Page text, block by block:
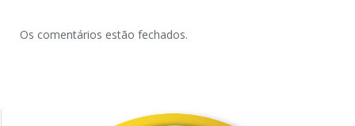
Os comentários estão fechados.